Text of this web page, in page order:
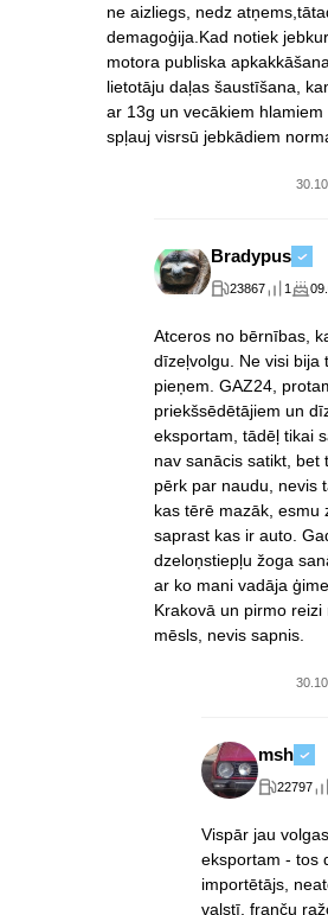
ne aizliegs, nedz
demagoģija.Kad notiek
motora publiska
lietotāju daļas šaustīšana,
ar 13g un vecākiem
spļauj visrsū jebkādiem
Bradypus
23867 1
Atceros no bērnības,
dīzeļvolgu. Ne visi bija
pieņem. GAZ24,
priekšsēdētājiem un
eksportam, tādēļ tikai
nav sanācis satikt, bet
pērk par naudu, nevis
kas tērē mazāk, esmu
saprast kas ir auto.
dzeloņstiepļu žoga
ar ko mani vadāja
Krakovā un pirmo
mēsls, nevis sapnis.
msh
22797
Vispār jau
eksportam - tos
importētājs,
valstī, franču